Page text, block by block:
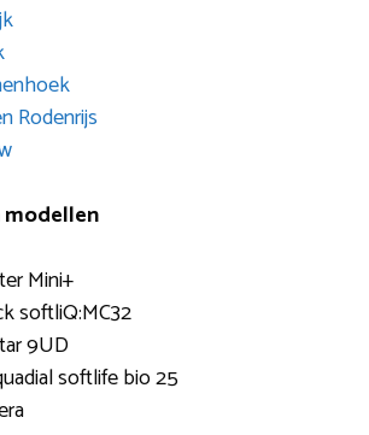
Rodenrijs
modellen
Mini+
softliQ:MC32
9UD
softlife bio 25